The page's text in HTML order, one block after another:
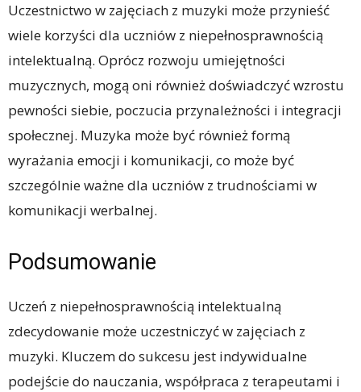
Uczestnictwo w zajęciach z muzyki może przynieść
wiele korzyści dla uczniów z niepełnosprawnością
intelektualną. Oprócz rozwoju umiejętności
muzycznych, mogą oni również doświadczyć wzrostu
pewności siebie, poczucia przynależności i integracji
społecznej. Muzyka może być również formą
wyrażania emocji i komunikacji, co może być
szczególnie ważne dla uczniów z trudnościami w
komunikacji werbalnej.
Podsumowanie
Uczeń z niepełnosprawnością intelektualną
zdecydowanie może uczestniczyć w zajęciach z
muzyki. Kluczem do sukcesu jest indywidualne
podejście do nauczania, współpraca z terapeutami i